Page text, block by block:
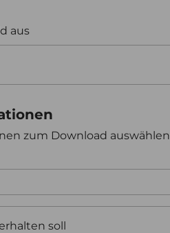
aus
zum Download auswählen
soll